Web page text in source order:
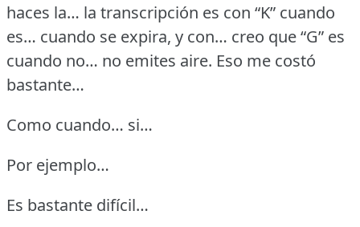
haces la… la transcripción es con “K” cuando
es… cuando se expira, y con… creo que “G” es
cuando no… no emites aire. Eso me costó
bastante…
Como cuando… si…
Por ejemplo…
Es bastante difícil…